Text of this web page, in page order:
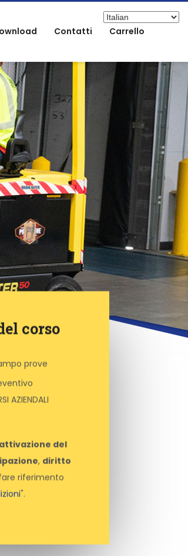
Contatti Carrello
corso
prove
AZIENDALI
attivazione del
, diritto
riferimento
".